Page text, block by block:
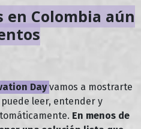
en Colombia aún
Dayvamos a mostrarte
leer, entender y
En menos de